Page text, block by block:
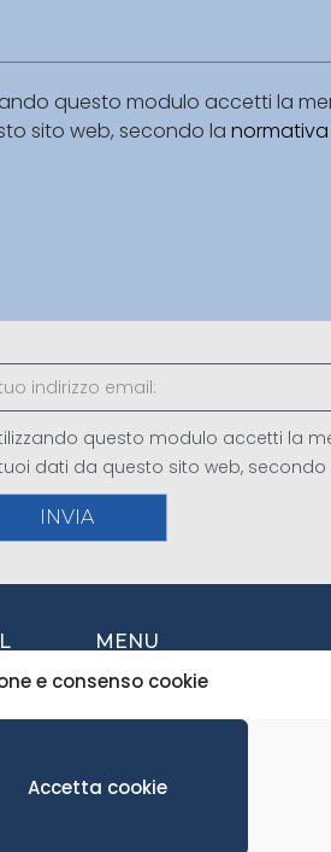
e consenso cookie
Accetta cookie
questo modulo accetti la
sito web, secondo la
questo modulo accetti la
dati da questo sito web, secondo
INVIA
MENU
CHI SIAMO